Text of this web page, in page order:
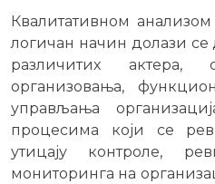
Квалитативном
логичан начин долази
различитих актера,
организовања,
управљања
процесима који се
утицају контроле,
мониторинга на